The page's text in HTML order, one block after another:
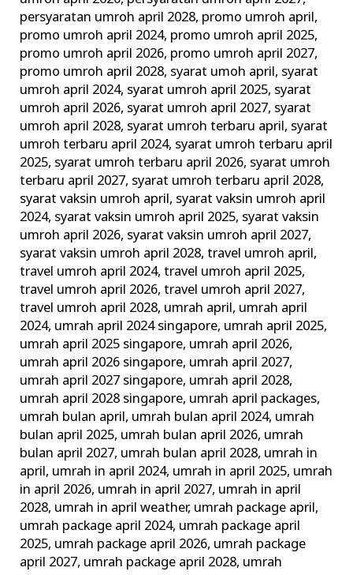
persyaratan umroh april 2028, promo umroh april,
promo umroh april 2024, promo umroh april 2025,
promo umroh april 2026, promo umroh april 2027,
promo umroh april 2028, syarat umoh april, syarat
umroh april 2024, syarat umroh april 2025, syarat
umroh april 2026, syarat umroh april 2027, syarat
umroh april 2028, syarat umroh terbaru april, syarat
umroh terbaru april 2024, syarat umroh terbaru april
2025, syarat umroh terbaru april 2026, syarat umroh
terbaru april 2027, syarat umroh terbaru april 2028,
syarat vaksin umroh april, syarat vaksin umroh april
2024, syarat vaksin umroh april 2025, syarat vaksin
umroh april 2026, syarat vaksin umroh april 2027,
syarat vaksin umroh april 2028,travel umroh april,
travel umroh april 2024,travel umroh april 2025,
travel umroh april 2026,travel umroh april 2027,
travel umroh april 2028, umrah april, umrah april
2024, umrah april 2024 singapore, umrah april 2025,
umrah april 2025 singapore, umrah april 2026,
umrah april 2026 singapore, umrah april 2027,
umrah april 2027 singapore, umrah april 2028,
umrah april 2028 singapore, umrah april packages,
umrah bulan april, umrah bulan april 2024, umrah
bulan april 2025, umrah bulan april 2026, umrah
bulan april 2027, umrah bulan april 2028, umrah in
april, umrah in april 2024, umrah in april 2025, umrah
in april 2026, umrah in april 2027, umrah in april
2028, umrah in april weather, umrah package april,
umrah package april 2024, umrah package april
2025, umrah package april 2026, umrah package
april 2027, umrah package april 2028, umrah